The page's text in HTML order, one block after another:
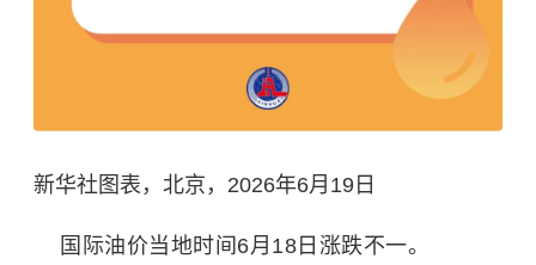
新华社图表，北京，2026年6月19日
国际油价当地时间6月18日涨跌不一。